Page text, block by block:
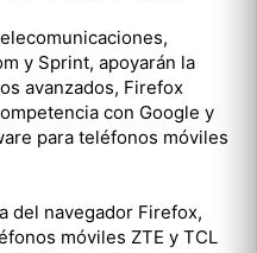
y Sprint, apoyarán la
avanzados, Firefox
con Google y
para teléfonos móviles
del navegador Firefox,
móviles ZTE y TCL